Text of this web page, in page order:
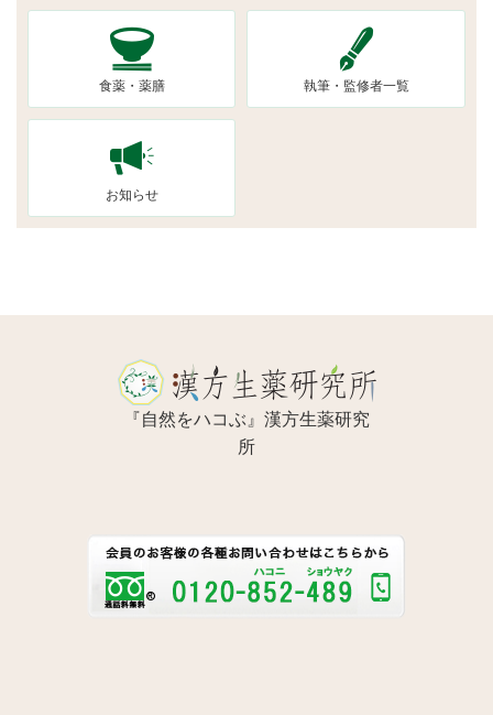
食薬・薬膳 執筆・監修者一覧
お知らせ
『自然をハコぶ』漢方生薬研究
所